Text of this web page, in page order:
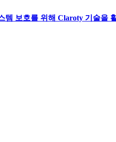
템 보호를 위해 Claroty 기술을